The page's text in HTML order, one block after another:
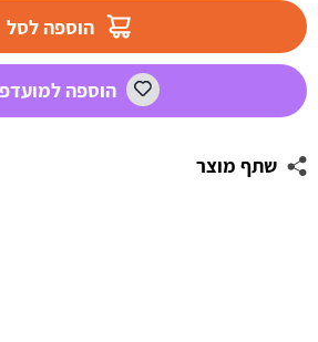
פרימיום
הוספה לסל
הוספה
שתף מוצר